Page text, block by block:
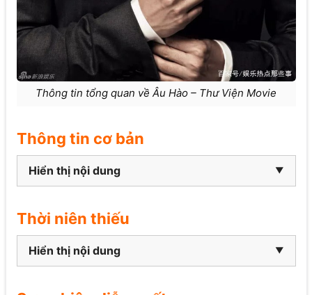
Thông tin tổng quan về Âu Hào – Thư Viện Movie
Thông tin cơ bản
Hiển thị nội dung
Thời niên thiếu
Hiển thị nội dung